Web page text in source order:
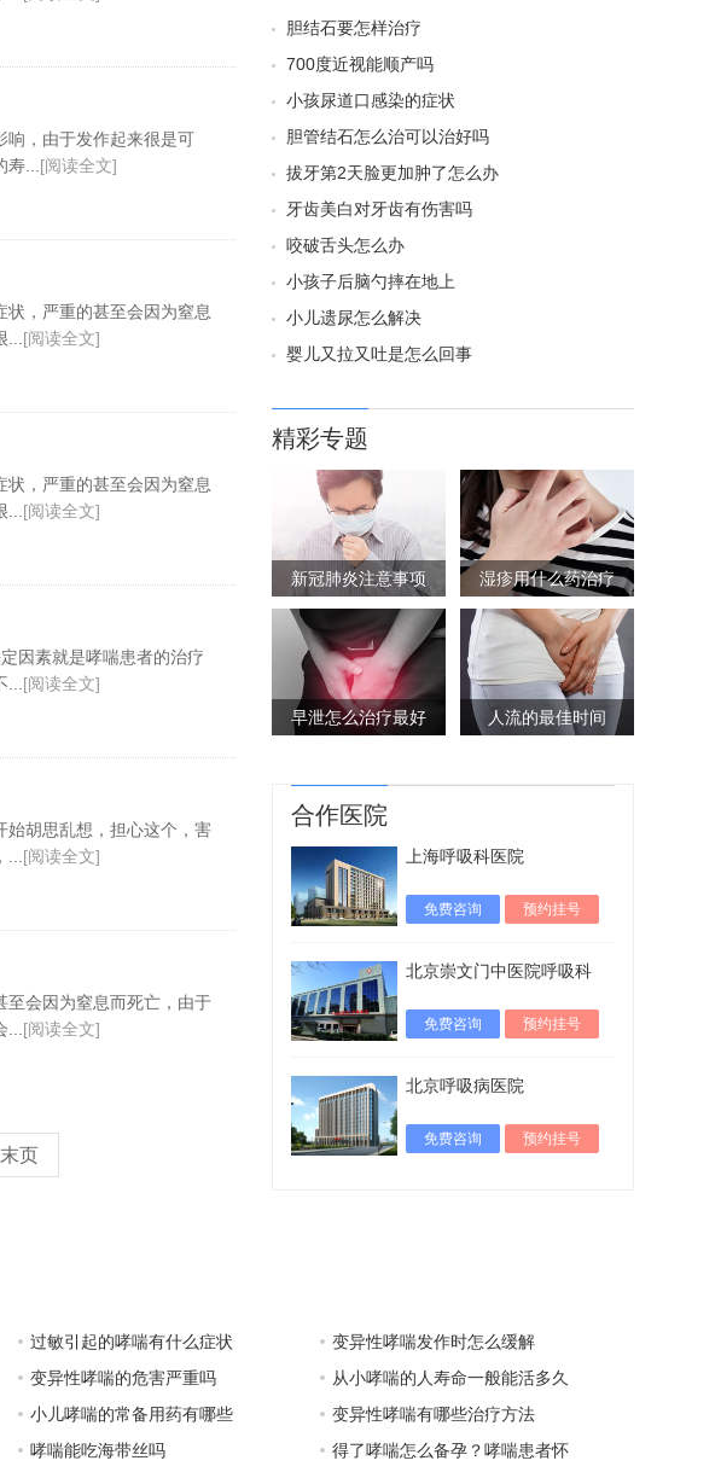
响，由于发作起来很是可
... [阅读全文]
，严重的甚至会因为窒息
[阅读全文]
，严重的甚至会因为窒息
[阅读全文]
因素就是哮喘患者的治疗
[阅读全文]
始胡思乱想，担心这个，害
[阅读全文]
至会因为窒息而死亡，由于
[阅读全文]
末页
胆结石要怎样治疗
700度近视能顺产吗
小孩尿道口感染的症状
胆管结石怎么治可以治好吗
拔牙第2天脸更加肿了怎么办
牙齿美白对牙齿有伤害吗
咬破舌头怎么办
小孩子后脑勺摔在地上
小儿遗尿怎么解决
婴儿又拉又吐是怎么回事
精彩专题
新冠肺炎注意事项 湿疹用什么药治疗
早泄怎么治疗最好 人流的最佳时间
合作医院
上海呼吸科医院
免费咨询 预约挂号
北京崇文门中医院呼吸科
免费咨询 预约挂号
北京呼吸病医院
免费咨询 预约挂号
过敏引起的哮喘有什么症状
变异性哮喘发作时怎么缓解
变异性哮喘的危害严重吗
从小哮喘的人寿命一般能活多久
小儿哮喘的常备用药有哪些
变异性哮喘有哪些治疗方法
哮喘能吃海带丝吗
得了哮喘怎么备孕？哮喘患者怀